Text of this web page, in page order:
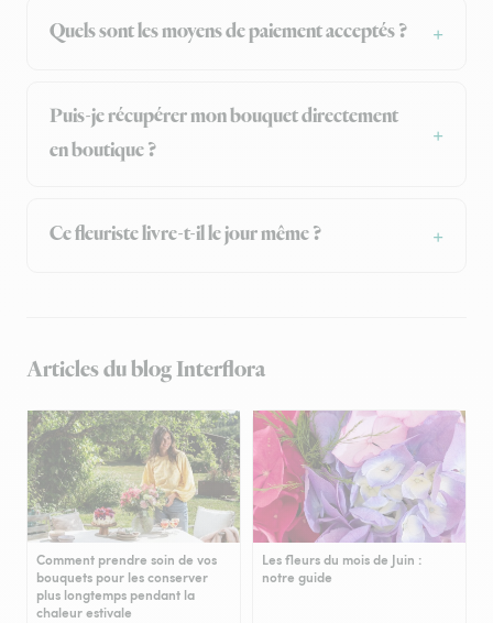
Quels sont les moyens de paiement acceptés ?
Puis-je récupérer mon bouquet directement
en boutique ?
Ce fleuriste livre-t-il le jour même ?
Articles du blog Interflora
Comment prendre soin de vos
bouquets pour les conserver
plus longtemps pendant la
chaleur estivale
Les fleurs du mois de Juin :
notre guide